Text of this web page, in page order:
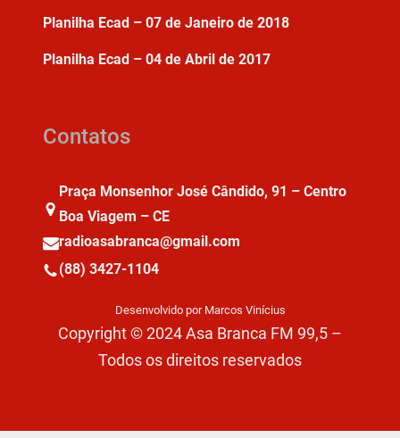
Planilha Ecad – 07 de Janeiro de 2018
Planilha Ecad – 04 de Abril de 2017
Contatos
Praça Monsenhor José Cândido, 91 – Centro
Boa Viagem – CE
radioasabranca@gmail.com
(88) 3427-1104
Desenvolvido por Marcos Vinícius
Copyright © 2024 Asa Branca FM 99,5 –
Todos os direitos reservados